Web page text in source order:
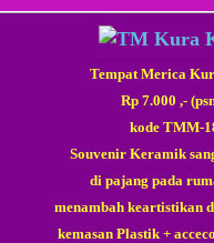
Tempat Merica
Rp 7.000 ,-
kode TMM-
Souvenir Keramik
di pajang pada
menambah keartistikan
kemasan Plastik +